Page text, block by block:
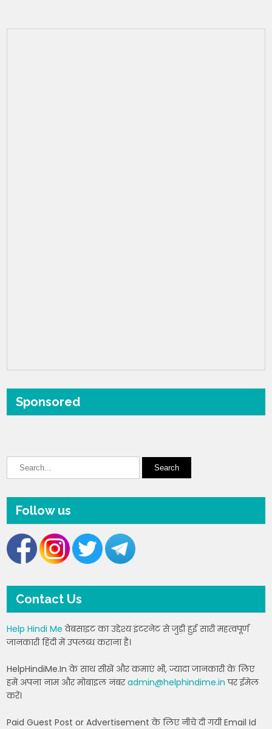
Sponsored
Follow us
Contact Us
Help Hindi Me वेबसाइट का उद्देश्य इंटरनेट से जुड़ी हुई सारी महत्वपूर्ण
जानकारी हिंदी में उपलब्ध कराना है।
HelpHindiMe.In के साथ सीखें और कमाएं भी, ज्यादा जानकारी के लिए
हमें अपना नाम और मोबाइल नंबरadmin@helphindime.in पर ईमेल
करें।
Paid Guest Post or Advertisement के लिए नीचे दी गयी Email Id